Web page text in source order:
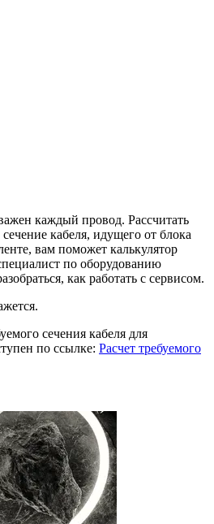
каждый провод. Рассчитать
кабеля, идущего от блока
вам поможет калькулятор
по оборудованию
как работать с сервисом.
сечения кабеля для
по ссылке: Расчет требуемого